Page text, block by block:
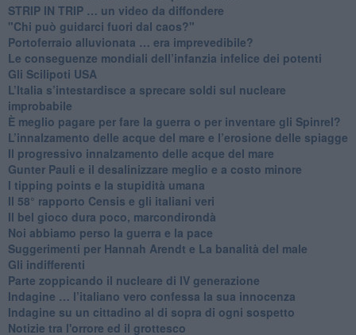
​STRIP IN TRIP … un video da diffondere
"Chi può guidarci fuori dal caos?"
​Portoferraio alluvionata … era imprevedibile?
Le conseguenze mondiali dell’infanzia infelice dei potenti
​Gli Scilipoti USA
L’Italia s’intestardisce a sprecare soldi sul nucleare
improbabile
È meglio pagare per fare la guerra o per inventare gli Spinrel?
​L’innalzamento delle acque del mare e l’erosione delle spiagge
​Il progressivo innalzamento delle acque del mare
​Gunter Pauli e il desalinizzare meglio e a costo minore
I tipping points e la stupidità umana
​Il 58° rapporto Censis e gli italiani veri
​Il bel gioco dura poco, marcondirondà
Noi abbiamo perso la guerra e la pace
Suggerimenti per Hannah Arendt e La banalità del male
​Gli indifferenti
Parte zoppicando il nucleare di IV generazione
​Indagine … l’italiano vero confessa la sua innocenza
Indagine su un cittadino al di sopra di ogni sospetto
Notizie tra l'orrore ed il grottesco